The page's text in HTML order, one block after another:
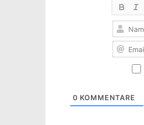
0 KOMMENTARE